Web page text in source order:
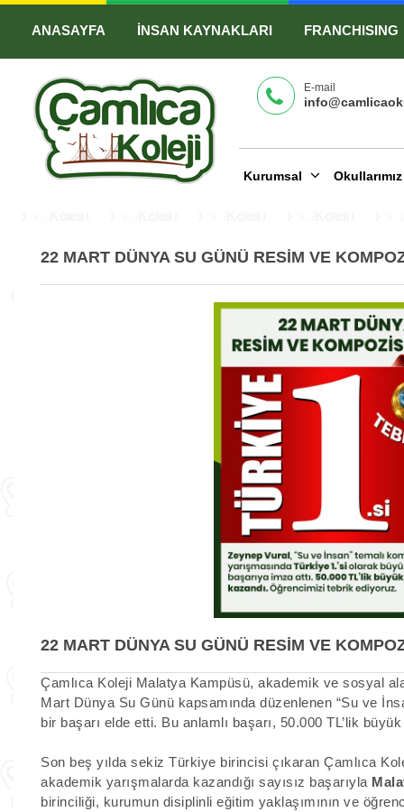
ANASAYFA İNSAN KAYNAKLARI FRANCHISING
E-mail
Kurumsal
22 MART DÜNYA SU GÜNÜ RESİM VE
22 MART DÜNYA SU GÜNÜ RESİM VE
Çamlıca Koleji Malatya Kampüsü, akademik ve sosyal
Mart Dünya Su Günü kapsamında düzenlenen “Su ve
bir başarı elde etti. Bu anlamlı başarı, 50.000 TL’lik büyük
Son beş yılda sekiz Türkiye birincisi çıkaran Çamlıca
akademik yarışmalarda kazandığı sayısız başarıyla
birinciliği, kurumun disiplinli eğitim yaklaşımının ve